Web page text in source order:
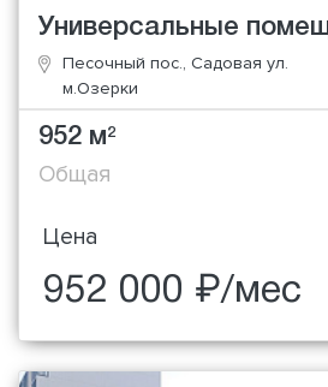
Универсальные
Песочный пос., Садовая ул.
м.Озерки
952 м2
Общая
Цена
952 000 ₽/мес